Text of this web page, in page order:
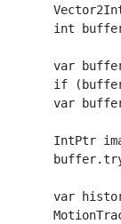
int
var
if
var
IntPtr
var